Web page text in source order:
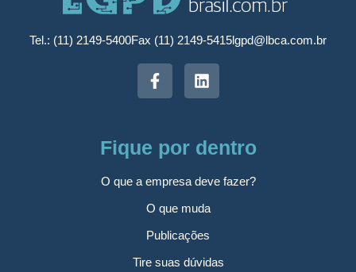
Tel.: (11) 2149-5400Fax (11) 2149-5415lgpd@lbca.com.br
Fique por dentro
O que a empresa deve fazer?
O que muda
Publicações
Tire suas dúvidas